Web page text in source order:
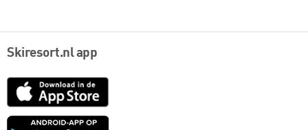
Skiresort.nl app
App
Google